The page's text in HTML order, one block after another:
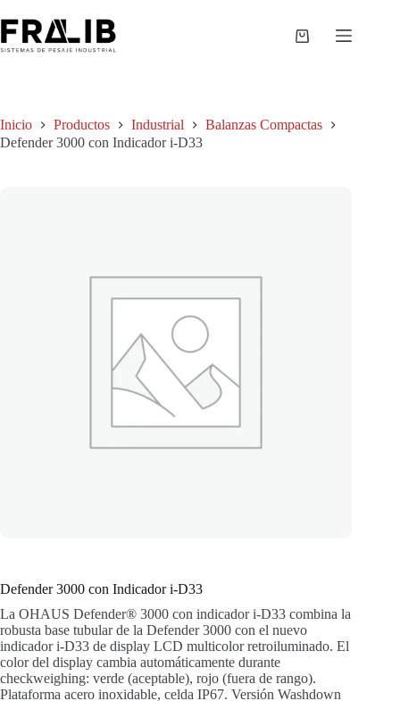
al
contenido
Shopping
Inicio Productos Industrial
Balanzas Compactas
Defender 3000 con Indicador i-D33
Defender 3000 con Indicador i-D33
La OHAUS Defender® 3000 con indicador i-D33 combina la
robusta base tubular de la Defender 3000 con el nuevo
indicador i-D33 de display LCD multicolor retroiluminado. El
color del display cambia automáticamente durante
checkweighing: verde (aceptable), rojo (fuera de rango).
Plataforma acero inoxidable, celda IP67. Versión Washdown